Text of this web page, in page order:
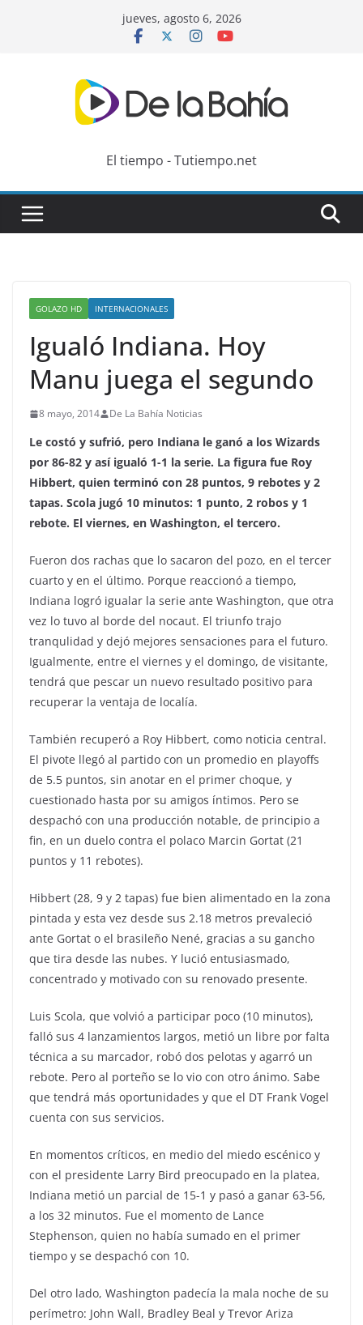
jueves, agosto 6, 2026
El tiempo - Tutiempo.net
GOLAZO HD INTERNACIONALES
Igualó Indiana. Hoy
Manu juega el segundo
8 mayo, 2014 De La Bahía Noticias
Le costó y sufrió, pero Indiana le ganó a los Wizards
por 86-82 y así igualó 1-1 la serie. La figura fue Roy
Hibbert, quien terminó con 28 puntos, 9 rebotes y 2
tapas. Scola jugó 10 minutos: 1 punto, 2 robos y 1
rebote. El viernes, en Washington, el tercero.
Fueron dos rachas que lo sacaron del pozo, en el tercer
cuarto y en el último. Porque reaccionó a tiempo,
Indiana logró igualar la serie ante Washington, que otra
vez lo tuvo al borde del nocaut. El triunfo trajo
tranqulidad y dejó mejores sensaciones para el futuro.
Igualmente, entre el viernes y el domingo, de visitante,
tendrá que pescar un nuevo resultado positivo para
recuperar la ventaja de localía.
También recuperó a Roy Hibbert, como noticia central.
El pivote llegó al partido con un promedio en playoffs
de 5.5 puntos, sin anotar en el primer choque, y
cuestionado hasta por su amigos íntimos. Pero se
despachó con una producción notable, de principio a
fin, en un duelo contra el polaco Marcin Gortat (21
puntos y 11 rebotes).
Hibbert (28, 9 y 2 tapas) fue bien alimentado en la zona
pintada y esta vez desde sus 2.18 metros prevaleció
ante Gortat o el brasileño Nené, gracias a su gancho
que tira desde las nubes. Y lució entusiasmado,
concentrado y motivado con su renovado presente.
Luis Scola, que volvió a participar poco (10 minutos),
falló sus 4 lanzamientos largos, metió un libre por falta
técnica a su marcador, robó dos pelotas y agarró un
rebote. Pero al porteño se lo vio con otro ánimo. Sabe
que tendrá más oportunidades y que el DT Frank Vogel
cuenta con sus servicios.
En momentos críticos, en medio del miedo escénico y
con el presidente Larry Bird preocupado en la platea,
Indiana metió un parcial de 15-1 y pasó a ganar 63-56,
a los 32 minutos. Fue el momento de Lance
Stephenson, quien no había sumado en el primer
tiempo y se despachó con 10.
Del otro lado, Washington padecía la mala noche de su
perímetro: John Wall, Bradley Beal y Trevor Ariza